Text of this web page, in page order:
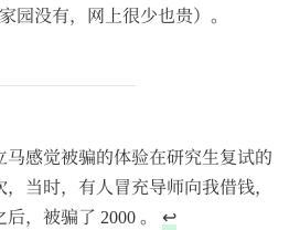
园没有，网上很少也贵）。
感觉被骗的体验在研究生复试的
当时，有人冒充导师向我借钱，
，被骗了 2000 。 ↩︎